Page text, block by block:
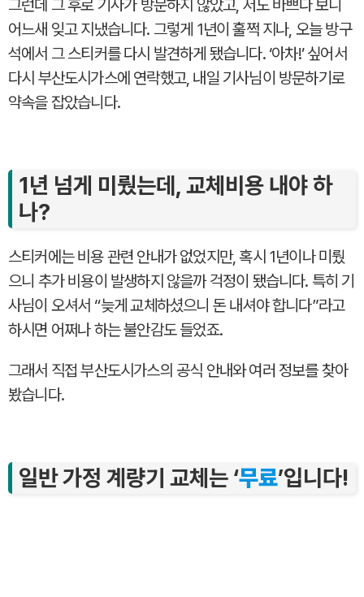
그런데 그 후로 기사가 방문하지 않았고, 저도 바쁘다 보니
어느새 잊고 지냈습니다. 그렇게 1년이 훌쩍 지나, 오늘 방구
석에서 그 스티커를 다시 발견하게 됐습니다. ‘아차!’ 싶어서
다시 부산도시가스에 연락했고, 내일 기사님이 방문하기로
약속을 잡았습니다.
1년 넘게 미뤘는데, 교체비용 내야 하
나?
스티커에는 비용 관련 안내가 없었지만, 혹시 1년이나 미뤘
으니 추가 비용이 발생하지 않을까 걱정이 됐습니다. 특히 기
사님이 오셔서 “늦게 교체하셨으니 돈 내셔야 합니다”라고
하시면 어쩌나 하는 불안감도 들었죠.
그래서 직접 부산도시가스의 공식 안내와 여러 정보를 찾아
봤습니다.
일반 가정 계량기 교체는 ‘무료’입니다!